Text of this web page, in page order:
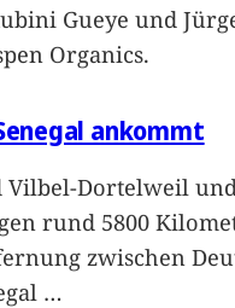
Gueye und
Organics.
ankommt
Vilbel-Dortelweil
rund 5800
zwischen
…